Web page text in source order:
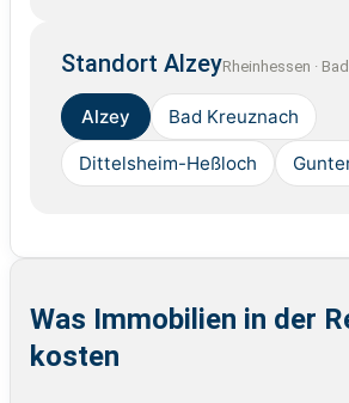
Standort AlzeyRheinhessen ·
Alzey Bad Kreuznach
Dittelsheim-Heßloch
Was Immobilien in der
kosten